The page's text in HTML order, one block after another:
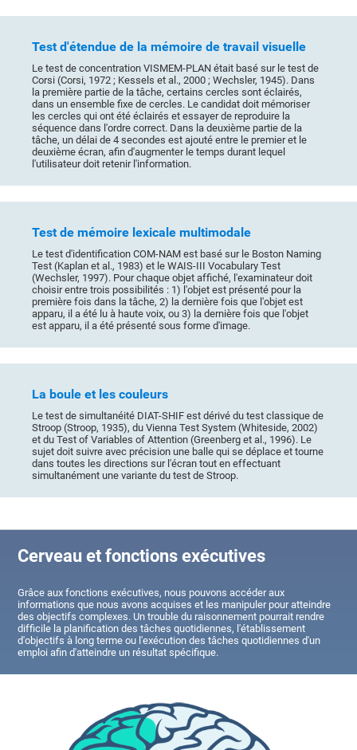
Test d'étendue de la mémoire de travail visuelle
Le test de concentration VISMEM-PLAN était basé sur le test de
Corsi (Corsi, 1972 ; Kessels et al., 2000 ; Wechsler, 1945). Dans
la première partie de la tâche, certains cercles sont éclairés,
dans un ensemble fixe de cercles. Le candidat doit mémoriser
les cercles qui ont été éclairés et essayer de reproduire la
séquence dans l'ordre correct. Dans la deuxième partie de la
tâche, un délai de 4 secondes est ajouté entre le premier et le
deuxième écran, afin d'augmenter le temps durant lequel
l'utilisateur doit retenir l'information.
Test de mémoire lexicale multimodale
Le test d'identification COM-NAM est basé sur le Boston Naming
Test (Kaplan et al., 1983) et le WAIS-III Vocabulary Test
(Wechsler, 1997). Pour chaque objet affiché, l'examinateur doit
choisir entre trois possibilités : 1) l'objet est présenté pour la
première fois dans la tâche, 2) la dernière fois que l'objet est
apparu, il a été lu à haute voix, ou 3) la dernière fois que l'objet
est apparu, il a été présenté sous forme d'image.
La boule et les couleurs
Le test de simultanéité DIAT-SHIF est dérivé du test classique de
Stroop (Stroop, 1935), du Vienna Test System (Whiteside, 2002)
et du Test of Variables of Attention (Greenberg et al., 1996). Le
sujet doit suivre avec précision une balle qui se déplace et tourne
dans toutes les directions sur l'écran tout en effectuant
simultanément une variante du test de Stroop.
Cerveau et fonctions exécutives
Grâce aux fonctions exécutives, nous pouvons accéder aux
informations que nous avons acquises et les manipuler pour atteindre
des objectifs complexes. Un trouble du raisonnement pourrait rendre
difficile la planification des tâches quotidiennes, l'établissement
d'objectifs à long terme ou l'exécution des tâches quotidiennes d'un
emploi afin d'atteindre un résultat spécifique.